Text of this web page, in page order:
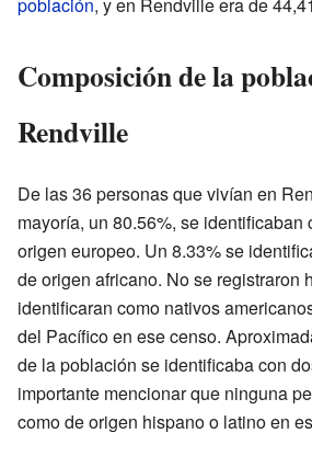
Composición de la
Rendville
De las 36 personas que vivían en
mayoría, un 80.56%, se identificaban
origen europeo. Un 8.33% se
de origen africano. No se registraron
identificaran como nativos
del Pacífico en ese censo.
de la población se identificaba con
importante mencionar que ninguna
como de origen hispano o latino en